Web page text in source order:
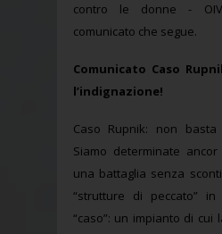
contro le donne -
comunicato che segue.
Comunicato Caso
l’indignazione!
Caso Rupnik: non basta
Siamo determinate
una battaglia senza
“strutture di peccato”
“caso”: un impianto di cui